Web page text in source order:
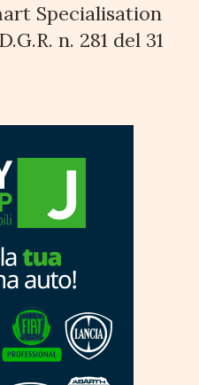
Specialisation
n. 281 del 31